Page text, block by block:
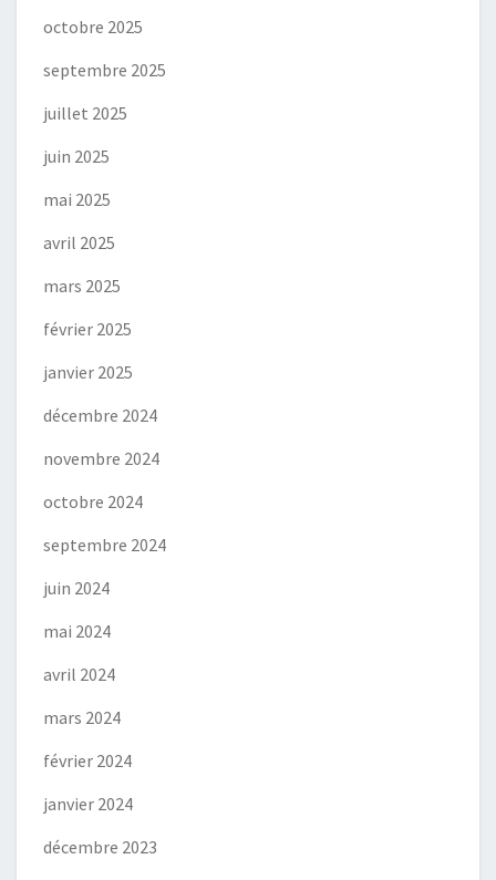
octobre 2025
septembre 2025
juillet 2025
juin 2025
mai 2025
avril 2025
mars 2025
février 2025
janvier 2025
décembre 2024
novembre 2024
octobre 2024
septembre 2024
juin 2024
mai 2024
avril 2024
mars 2024
février 2024
janvier 2024
décembre 2023